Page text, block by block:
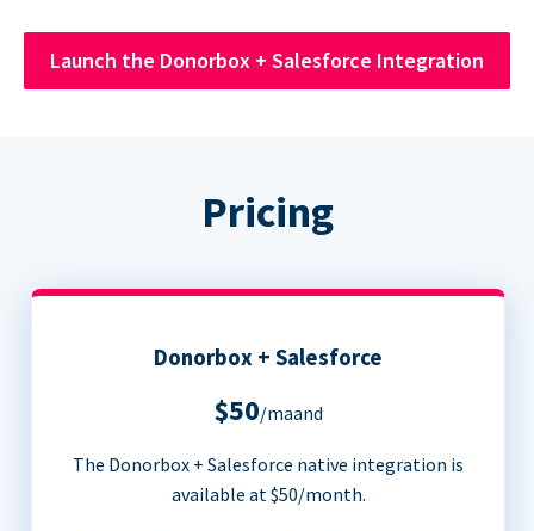
Launch the Donorbox + Salesforce Integration
Pricing
Donorbox + Salesforce
$50/maand
The Donorbox + Salesforce native integration is
available at $50/month.